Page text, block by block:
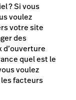
? Si vous
voulez
votre site
des
d’ouverture
quel est le
voulez
facteurs